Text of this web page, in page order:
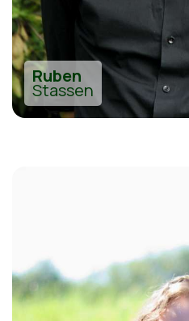
Ruben
Stassen